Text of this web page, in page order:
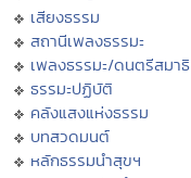
เสียงธรรม
สถานีเพลงธรรมะ
เพลงธรรมะ/ดนตรีสมาธิ
ธรรมะปฏิบัติ
คลังแสงแห่งธรรม
บทสวดมนต์
หลักธรรมนำสุขฯ